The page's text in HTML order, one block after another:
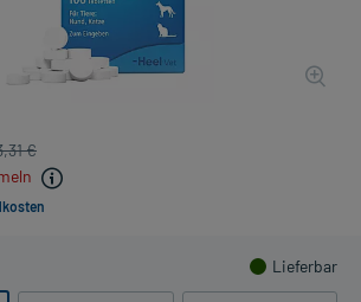
€
Lieferbar